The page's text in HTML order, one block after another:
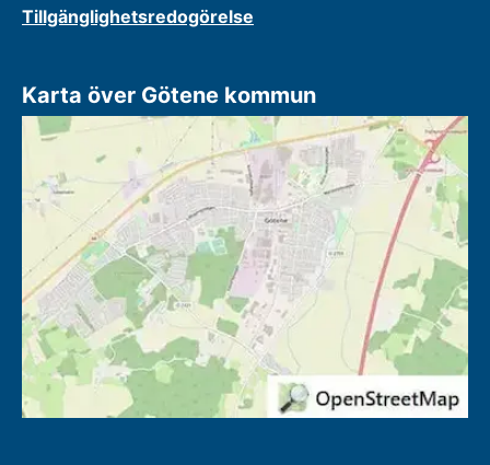
Tillgänglighetsredogörelse
Karta över Götene kommun